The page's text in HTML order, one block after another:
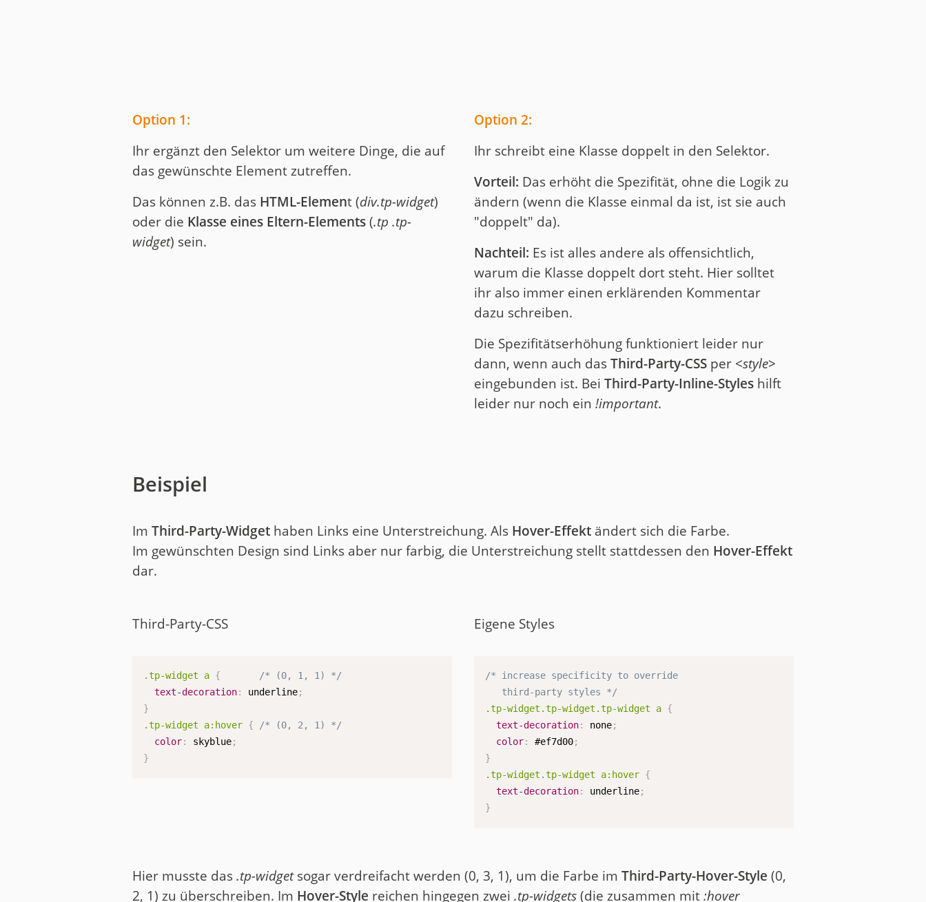
Option 1:
Ihr ergänzt den Selektor um weitere Dinge, die auf
das gewünschte Element zutreffen.
Das können z.B. das HTML-Element (div.tp-widget)
oder die Klasse eines Eltern-Elements(.tp .tp-
widget) sein.
Option 2:
Ihr schreibt eine Klasse doppelt in den Selektor.
Vorteil: Das erhöht die Spezifität, ohne die Logik zu
ändern (wenn die Klasse einmal da ist, ist sie auch
"doppelt" da).
Nachteil: Es ist alles andere als offensichtlich,
warum die Klasse doppelt dort steht. Hier solltet
ihr also immer einen erklärenden Kommentar
dazu schreiben.
Die Spezifitätserhöhung funktioniert leider nur
dann, wenn auch dasThird-Party-CSS per <style>
eingebunden ist. Bei Third-Party-Inline-Styles hilft
leider nur noch ein !important.
Beispiel
Im Third-Party-Widget haben Links eine Unterstreichung. Als Hover-Effekt ändert sich die Farbe.
Im gewünschten Design sind Links aber nur farbig, die Unterstreichung stellt stattdessen den Hover-Effekt
dar.
Third-Party-CSS
.tp-widget a {
/* (0, 1, 1) */
text-decoration: underline;
}
.tp-widget a:hover {
/* (0, 2, 1) */
color: skyblue;
}
Eigene Styles
/* increase specificity to override
   third-party styles */
.tp-widget.tp-widget.tp-widget a {
text-decoration: none;
color: #ef7d00;
}
.tp-widget.tp-widget a:hover {
text-decoration: underline;
}
Hier musste das.tp-widgetsogar verdreifacht werden (0, 3, 1), um die Farbe im Third-Party-Hover-Style (0,
2, 1) zu überschreiben. Im Hover-Style reichen hingegen zwei .tp-widgets(die zusammen mit:hover